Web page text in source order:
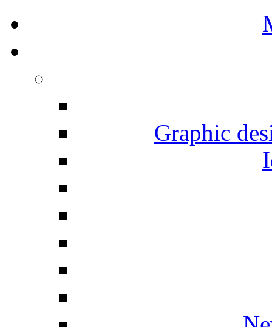
Graphic